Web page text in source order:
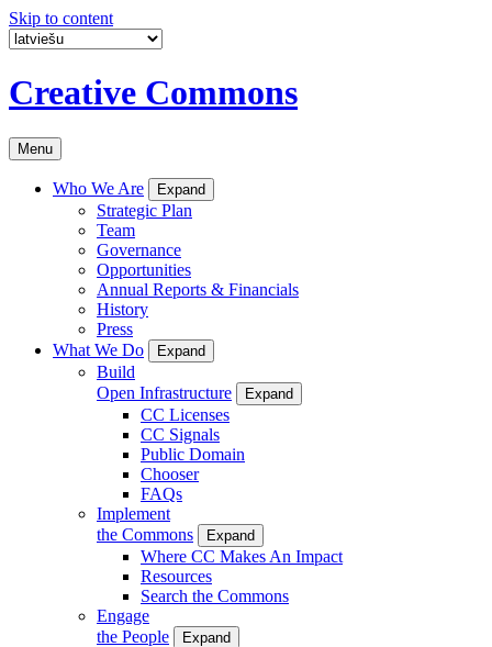
Skip to content
Creative Commons
Menu
Who We Are Expand
Strategic Plan
Team
Governance
Opportunities
Annual Reports & Financials
History
Press
What We Do
Expand
Build
Open Infrastructure
Expand
CC Licenses
CC Signals
Public Domain
Chooser
FAQs
Implement
the Commons
Expand
Where CC Makes An Impact
Resources
Search the Commons
Engage
the People
Expand